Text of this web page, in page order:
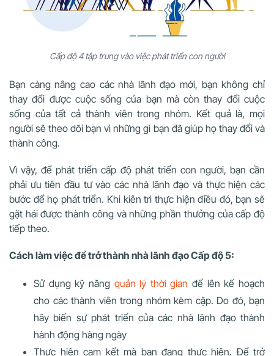
Cấp độ 4 tập trung vào việc phát triển con người
Bạn càng nâng cao các nhà lãnh đạo mới, bạn không chỉ
thay đổi được cuộc sống của bạn mà còn thay đổi cuộc
sống của tất cả thành viên trong nhóm. Kết quả là, mọi
người sẽ theo dõi bạn vì những gì bạn đã giúp họ thay đổi và
thành công.
Vì vậy, để phát triển cấp độ phát triển con người, bạn cần
phải ưu tiên đầu tư vào các nhà lãnh đạo và thực hiện các
bước để họ phát triển. Khi kiên trì thực hiện điều đó, bạn sẽ
gặt hái được thành công và những phần thưởng của cấp độ
tiếp theo.
Cách làm việc để trở thành nhà lãnh đạo Cấp độ 5:
Sử dụng kỹ năng quản lý thời gian để lên kế hoạch
cho các thành viên trong nhóm kèm cặp. Do đó, bạn
hãy biến sự phát triển của các nhà lãnh đạo thành
hành động hàng ngày
Thực hiện cam kết mà bạn đang thực hiện. Để trở